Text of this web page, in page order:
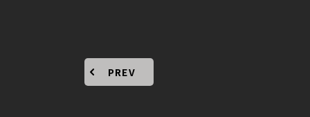
PREV